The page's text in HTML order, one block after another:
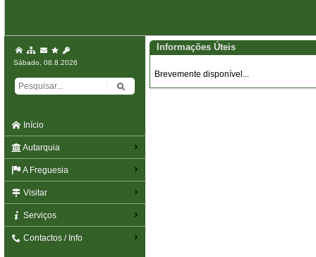
Sábado, 08.8.2026
Início
Autarquia
A Freguesia
Visitar
Serviços
Contactos / Info
Informações Úteis
Brevemente disponível...